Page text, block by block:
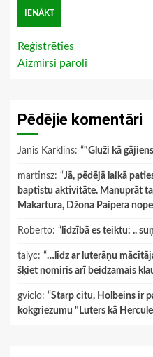
Reģistrēties
Aizmirsi paroli
Pēdējie komentāri
Janis Karklins: “"Gluži kā
martinsz: “Jā, pēdējā laikā
baptistu aktivitāte. Manuprāt
Makartura, Džona Paipera
Roberto: “ līdzībā es teiktu: ..
talyc: “…līdz ar luterāņu
šķiet nomiris arī beidzamais
gviclo: “Starp citu, Holbeins ir
kokgriezumu "Luters kā